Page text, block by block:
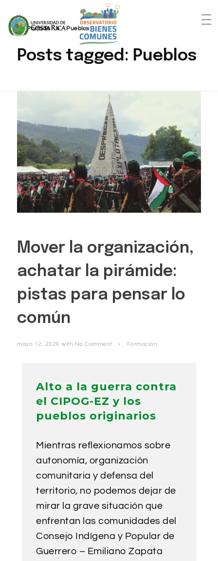
Portada » Pueblos
Posts tagged: Pueblos
Mover la organización,
achatar la pirámide:
pistas para pensar lo
común
mayo 12, 2026 with No Comment Formación
Alto a la guerra contra
el CIPOG-EZ y los
pueblos originarios
Mientras reflexionamos sobre
autonomía, organización
comunitaria y defensa del
territorio, no podemos dejar de
mirar la grave situación que
enfrentan las comunidades del
Consejo Indígena y Popular de
Guerrero – Emiliano Zapata